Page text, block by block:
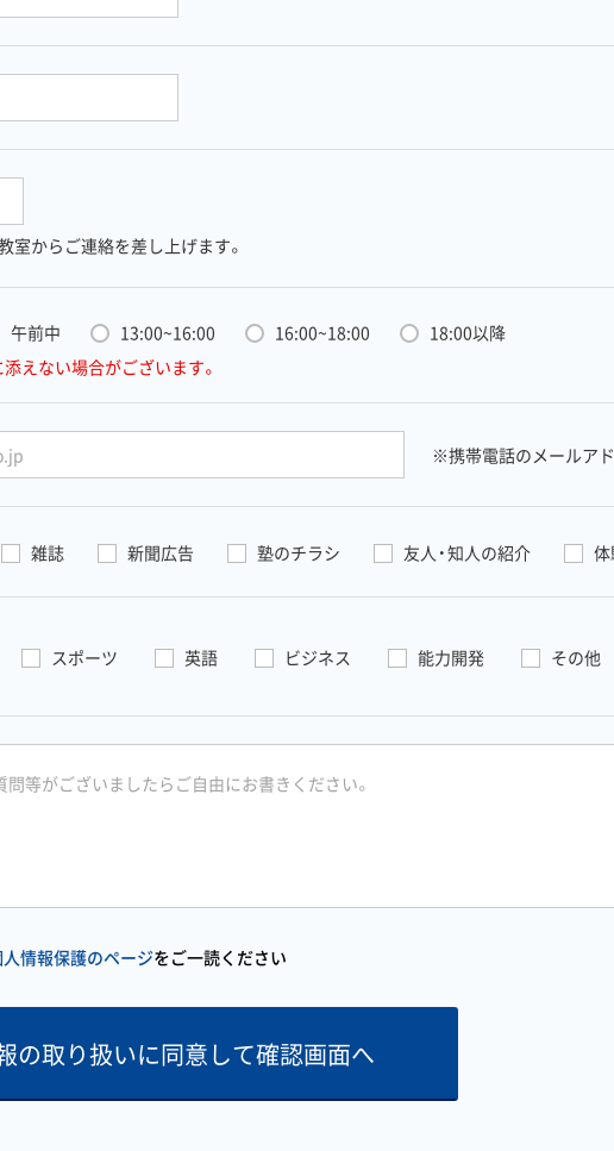
室からご連絡を差し上げます。
午前中 13:00~16:00 16:00~18:00
18:00以降
えない場合がございます。
※携帯電話のメールア
雑誌 新聞広告 塾のチラシ 友人・知人の紹介 体
スポーツ 英語 ビジネス 能力開発 その他
情報保護のページをご一読ください